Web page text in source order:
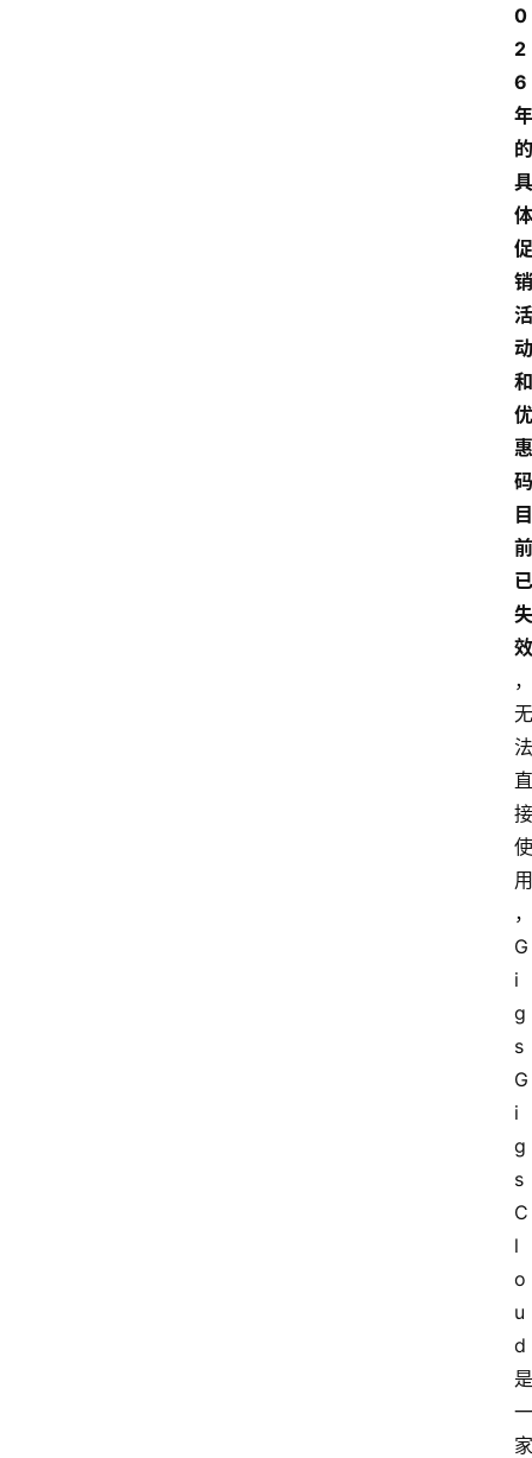
0
2
6
年
的
具
体
促
销
活
动
和
优
惠
码
目
前
已
失
效
，
无
法
直
接
使
用
，
G
i
g
s
G
i
g
s
C
l
o
u
d
是
一
家